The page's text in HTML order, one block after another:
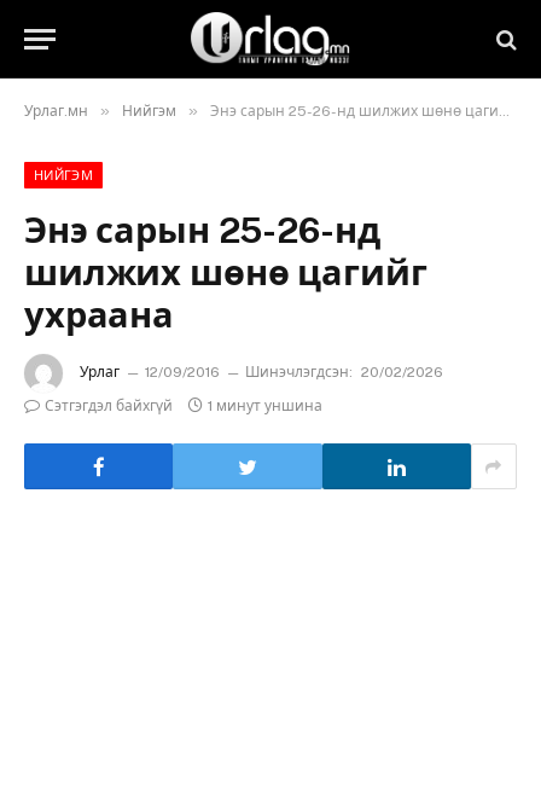
Урлаг.мн » Нийгэм » Энэ сарын 25-26-нд шилжих шөнө цагийг ухраана
НИЙГЭМ
Энэ сарын 25-26-нд
шилжих шөнө цагийг
ухраана
Урлаг 12/09/2016 Шинэчлэгдсэн: 20/02/2026
Сэтгэгдэл байхгүй
1 минут уншина